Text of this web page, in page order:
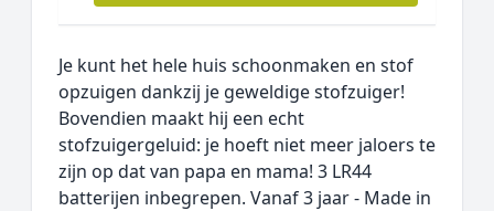
Je kunt het hele huis schoonmaken en stof
opzuigen dankzij je geweldige stofzuiger!
Bovendien maakt hij een echt
stofzuigergeluid: je hoeft niet meer jaloers te
zijn op dat van papa en mama! 3 LR44
batterijen inbegrepen. Vanaf 3 jaar - Made in